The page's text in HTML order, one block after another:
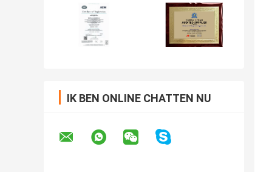
IK BEN ONLINE CHATTEN NU